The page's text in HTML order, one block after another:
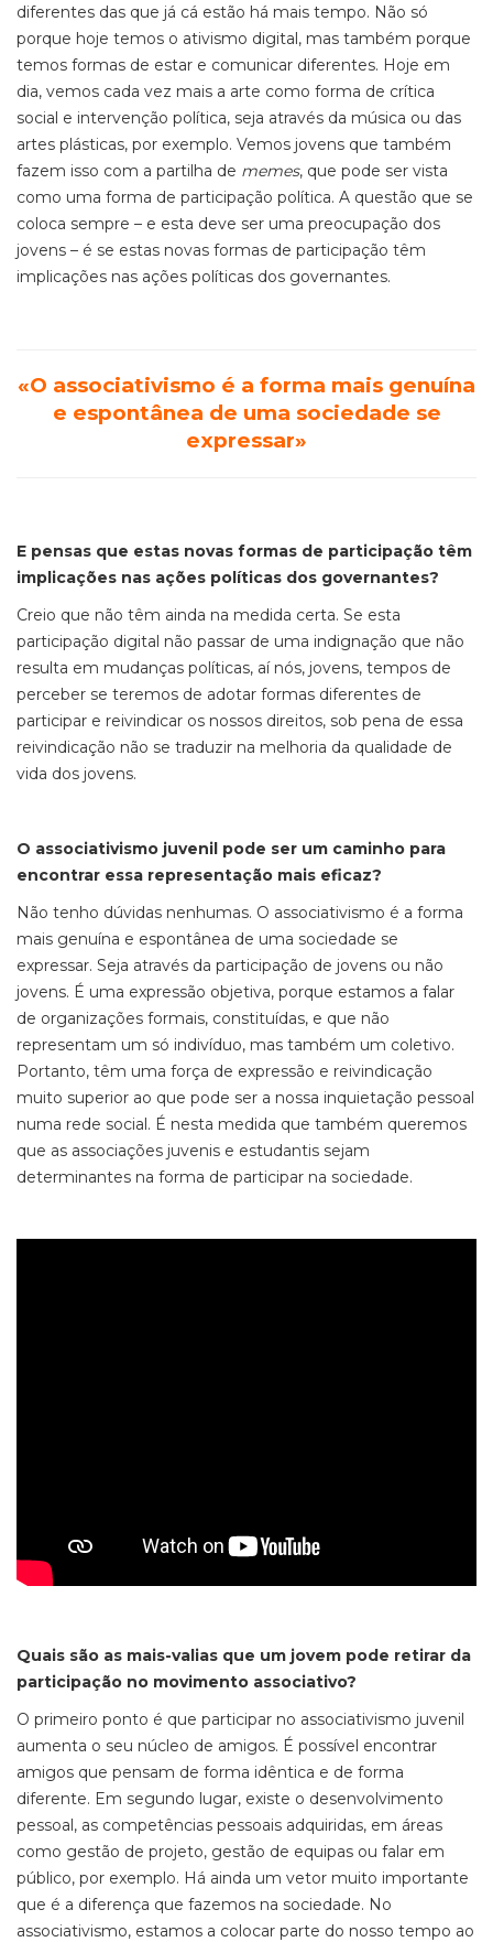
diferentes das que já cá estão há mais tempo. Não só
porque hoje temos o ativismo digital, mas também porque
temos formas de estar e comunicar diferentes. Hoje em
dia, vemos cada vez mais a arte como forma de crítica
social e intervenção política, seja através da música ou das
artes plásticas, por exemplo. Vemos jovens que também
fazem isso com a partilha de memes, que pode ser vista
como uma forma de participação política. A questão que se
coloca sempre – e esta deve ser uma preocupação dos
jovens – é se estas novas formas de participação têm
implicações nas ações políticas dos governantes.
«O associativismo é a forma mais genuína
e espontânea de uma sociedade se
expressar»
E pensas que estas novas formas de participação têm
implicações nas ações políticas dos governantes?
Creio que não têm ainda na medida certa. Se esta
participação digital não passar de uma indignação que não
resulta em mudanças políticas, aí nós, jovens, tempos de
perceber se teremos de adotar formas diferentes de
participar e reivindicar os nossos direitos, sob pena de essa
reivindicação não se traduzir na melhoria da qualidade de
vida dos jovens.
O associativismo juvenil pode ser um caminho para
encontrar essa representação mais eficaz?
Não tenho dúvidas nenhumas. O associativismo é a forma
mais genuína e espontânea de uma sociedade se
expressar. Seja através da participação de jovens ou não
jovens. É uma expressão objetiva, porque estamos a falar
de organizações formais, constituídas, e que não
representam um só indivíduo, mas também um coletivo.
Portanto, têm uma força de expressão e reivindicação
muito superior ao que pode ser a nossa inquietação pessoal
numa rede social. É nesta medida que também queremos
que as associações juvenis e estudantis sejam
determinantes na forma de participar na sociedade.
Quais são as mais-valias que um jovem pode retirar da
participação no movimento associativo?
O primeiro ponto é que participar no associativismo juvenil
aumenta o seu núcleo de amigos. É possível encontrar
amigos que pensam de forma idêntica e de forma
diferente. Em segundo lugar, existe o desenvolvimento
pessoal, as competências pessoais adquiridas, em áreas
como gestão de projeto, gestão de equipas ou falar em
público, por exemplo. Há ainda um vetor muito importante
que é a diferença que fazemos na sociedade. No
associativismo, estamos a colocar parte do nosso tempo ao